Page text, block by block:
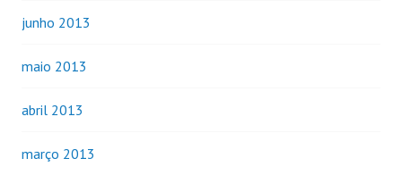
junho 2013
maio 2013
abril 2013
março 2013